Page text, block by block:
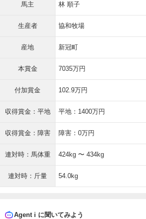
馬主 林 順子
生産者 協和牧場
産地 新冠町
本賞金 7035万円
付加賞金 102.9万円
収得賞金：平地 平地：1400万円
収得賞金：障害 障害：0万円
連対時：馬体重 424kg 〜 434kg
連対時：斤量 54.0kg
Agent i に聞いてみよう